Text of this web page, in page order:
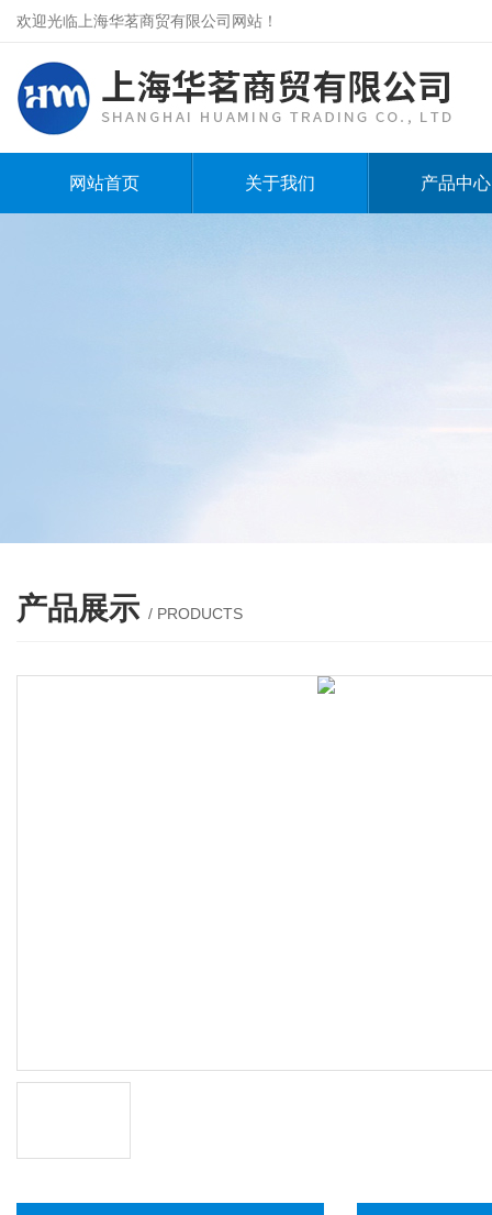
欢迎光临上海华茗商贸有限公司网站！
网站首页 关于我们 产品中心
产品展示 / PRODUCTS